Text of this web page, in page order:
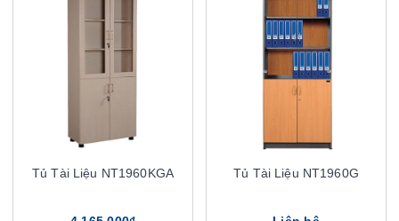
Tủ Tài Liệu NT1960KGA Tủ Tài Liệu NT1960G